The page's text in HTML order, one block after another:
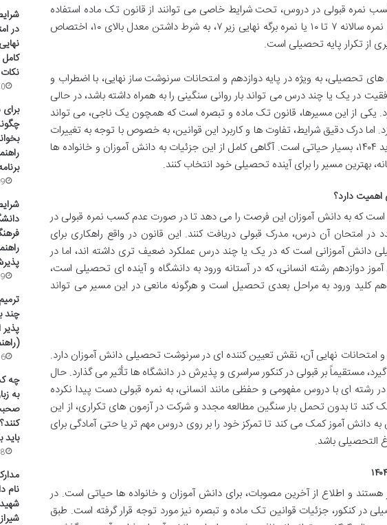
نمره قبولی در دروس، تحت شرایط خاصی می توانند از قانون تک ماده استفاده
کنند. این امکان عمدتاً به دروس نهایی و غیرنهایی با نمره سالانه ۷ تا ۱۰ یا نمره برگه نهایی زیر ۷، به شرط داشتن معدل بالای ۱۰، اختصاص
از تکرار پایه تحصیلی است.
تحصیلی، به ویژه در پایه دوازدهم و امتحانات سرنوشت ساز نهایی، با اضطراب و
در یک یا چند درس می تواند بار روانی سنگینی را به همراه داشته باشد، در حالی
یکی از این مسیرها، قانون تک ماده و تبصره است که همچون یک ناجی، می تواند
اما درک دقیق شرایط، تفاوت ها و کاربرد این قوانین، به خصوص با توجه به تغییرات
احتمالی در آیین نامه های آموزشی مانند قانون جدید ۱۴۰۴، بسیار حیاتی است. آگاهی کامل از این جزئیات به دانش آموزان و خانواده ها
بهترین مسیر را برای آینده تحصیلی خود انتخاب کنند.
دارد؟
که به دانش آموزان این فرصت را می دهد تا در صورت عدم کسب نمره قبولی در
امتحان آن درس، مدرک قبولی دریافت کنند. این قانون در واقع راهکاری برای
دانش آموزانی است که در یک یا چند درس عملکرد ضعیف تری داشته اند، اما در
دوازدهم رشته انسانی، که در آستانه ورود به دانشگاه و آینده ای تحصیلی است،
کلید ورود به مراحل بعدی تحصیل است و هرگونه مانعی در این مسیر می تواند
نهایی آن، نقش تعیین کننده ای در سرنوشت تحصیلی دانش آموزان دارد.
مستقیماً بر قبولی در کنکور سراسری و پذیرش در دانشگاه ها تأثیر می گذارد. حال
ای با دروس مفهومی و حفظی مانند انسانی، به نمره قبولی دست پیدا نکرده
تا بدون تحمل بار سنگین مطالعه مجدد و شرکت در آزمون های تکراری، از این
به دانش آموز کمک می کند تا تمرکز خود را بر روی دروس مهم تر یا حتی آمادگی برای
التحصیلی باشد.
هستند و اطلاع از آخرین مصوبات، برای دانش آموزان و خانواده ها حیاتی است. در
در کنکور، جزئیات قوانین تک ماده و تبصره نیز مورد توجه قرار گرفته است. طبق
در
نکات
پذیرش
چند
چه
به
باید
نام